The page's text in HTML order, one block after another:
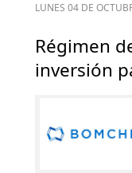
LUNES 04 DE
Régimen
inversión